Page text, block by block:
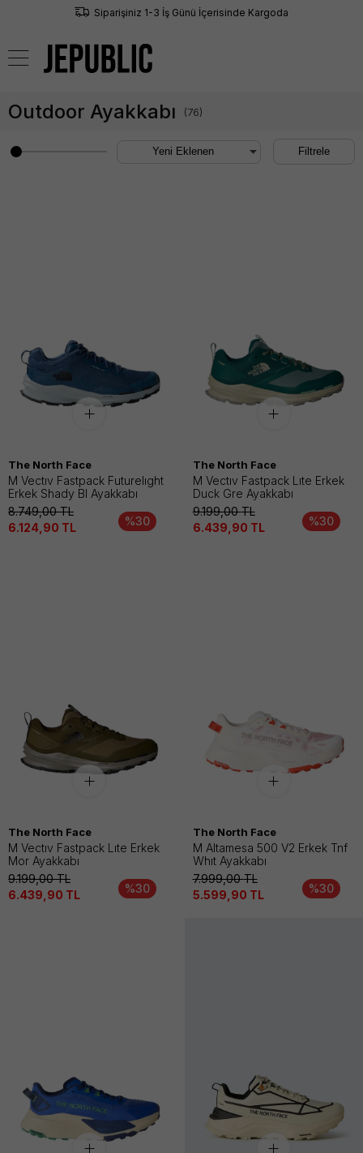
Siparişiniz 1-3 İş Günü İçerisinde Kargoda
Outdoor Ayakkabı (76)
Filtrele
The North Face
M Vectıv Fastpack Futurelıght
Erkek Shady Bl Ayakkabı
8.749,00TL
6.124,90 TL %30
The North Face
M Vectıv Fastpack Lıte Erkek
Duck Gre Ayakkabı
9.199,00TL
6.439,90 TL %30
The North Face
M Vectıv Fastpack Lıte Erkek
Mor Ayakkabı
9.199,00TL
6.439,90 TL %30
The North Face
M Altamesa 500 V2 Erkek Tnf
Whıt Ayakkabı
7.999,00TL
5.599,90 TL %30